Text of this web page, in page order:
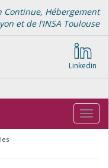
Continue, Hébergement
et de l’INSA Toulouse
Linkedin